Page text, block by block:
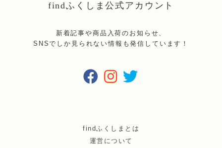
findふくしま公式アカウント
新着記事や商品入荷のお知らせ、
SNSでしか見られない情報も発信しています！
findふくしまとは
運営について